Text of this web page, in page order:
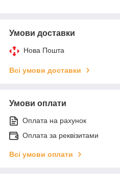
Умови доставки
Нова Пошта
Всі умови доставки
Умови оплати
Оплата на рахунок
Оплата за реквізитами
Всі умови оплати